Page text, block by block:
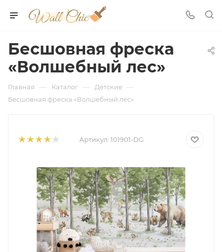
Бесшовная фреска
«Волшебный лес»
Главная — Каталог — Детские —
Бесшовная фреска «Волшебный лес»
Артикул: 101901-DG